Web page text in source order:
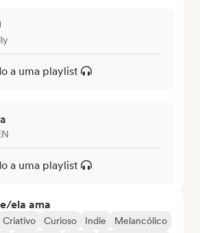
a uma playlist
a uma playlist
ela ama
Criativo Curioso Indie
Melancólico